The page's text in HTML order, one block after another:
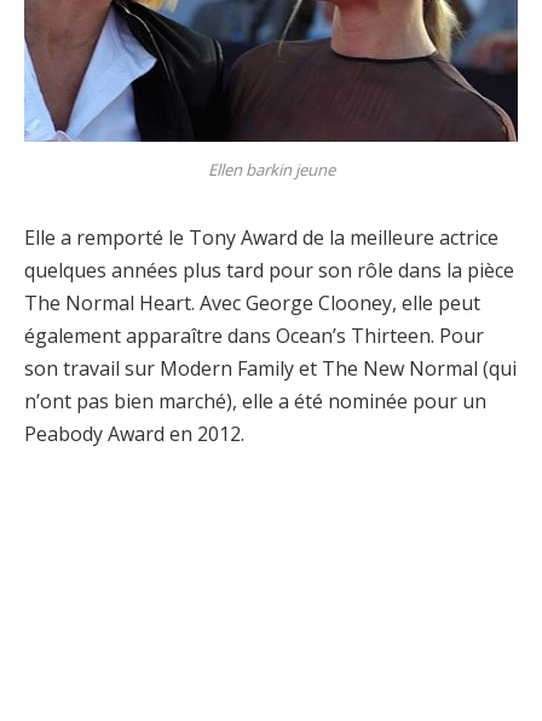
Ellen barkin jeune
Elle a remporté le Tony Award de la meilleure actrice
quelques années plus tard pour son rôle dans la pièce
The Normal Heart. Avec George Clooney, elle peut
également apparaître dans Ocean’s Thirteen. Pour
son travail sur Modern Family et The New Normal (qui
n’ont pas bien marché), elle a été nominée pour un
Peabody Award en 2012.